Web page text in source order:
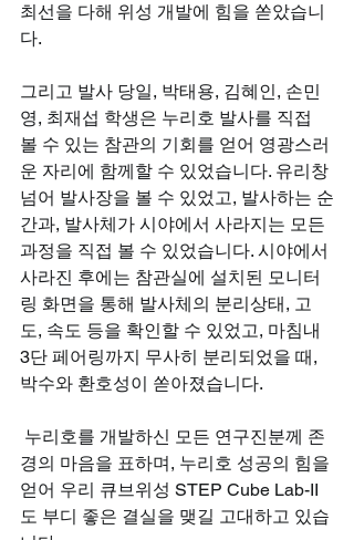
최선을 다해 위성 개발에 힘을 쏟았습니
다.
그리고 발사 당일, 박태용, 김혜인, 손민
영, 최재섭 학생은 누리호 발사를 직접
볼 수 있는 참관의 기회를 얻어 영광스러
운 자리에 함께할 수 있었습니다. 유리창
넘어 발사장을 볼 수 있었고, 발사하는 순
간과, 발사체가 시야에서 사라지는 모든
과정을 직접 볼 수 있었습니다. 시야에서
사라진 후에는 참관실에 설치된 모니터
링 화면을 통해 발사체의 분리상태, 고
도, 속도 등을 확인할 수 있었고, 마침내
3단 페어링까지 무사히 분리되었을 때,
박수와 환호성이 쏟아졌습니다.
경의 마음을 표하며, 누리호 성공의 힘을
얻어 우리 큐브위성 STEP Cube Lab-II
도 부디 좋은 결실을 맺길 고대하고 있습